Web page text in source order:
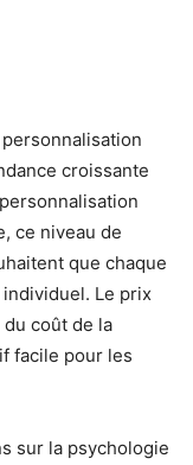
croissante
ce niveau de
que chaque
Le prix
coût de la
facile pour les
sur la psychologie